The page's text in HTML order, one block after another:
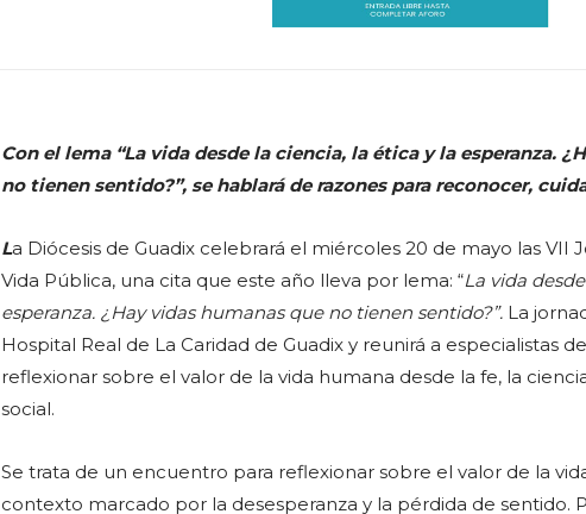
Con el lema “La vida desde la ciencia, la ética y la esperanza.
no tienen sentido?”, se hablará de razones para reconocer,
La Diócesis de Guadix celebrará el miércoles 20 de mayo las VII
Vida Pública, una cita que este año lleva por lema: “La vida
esperanza. ¿Hay vidas humanas que no tienen sentido?”. La
Hospital Real de La Caridad de Guadix y reunirá a especialistas
reflexionar sobre el valor de la vida humana desde la fe, la
social.
Se trata de un encuentro para reflexionar sobre el valor de la
contexto marcado por la desesperanza y la pérdida de sentido.